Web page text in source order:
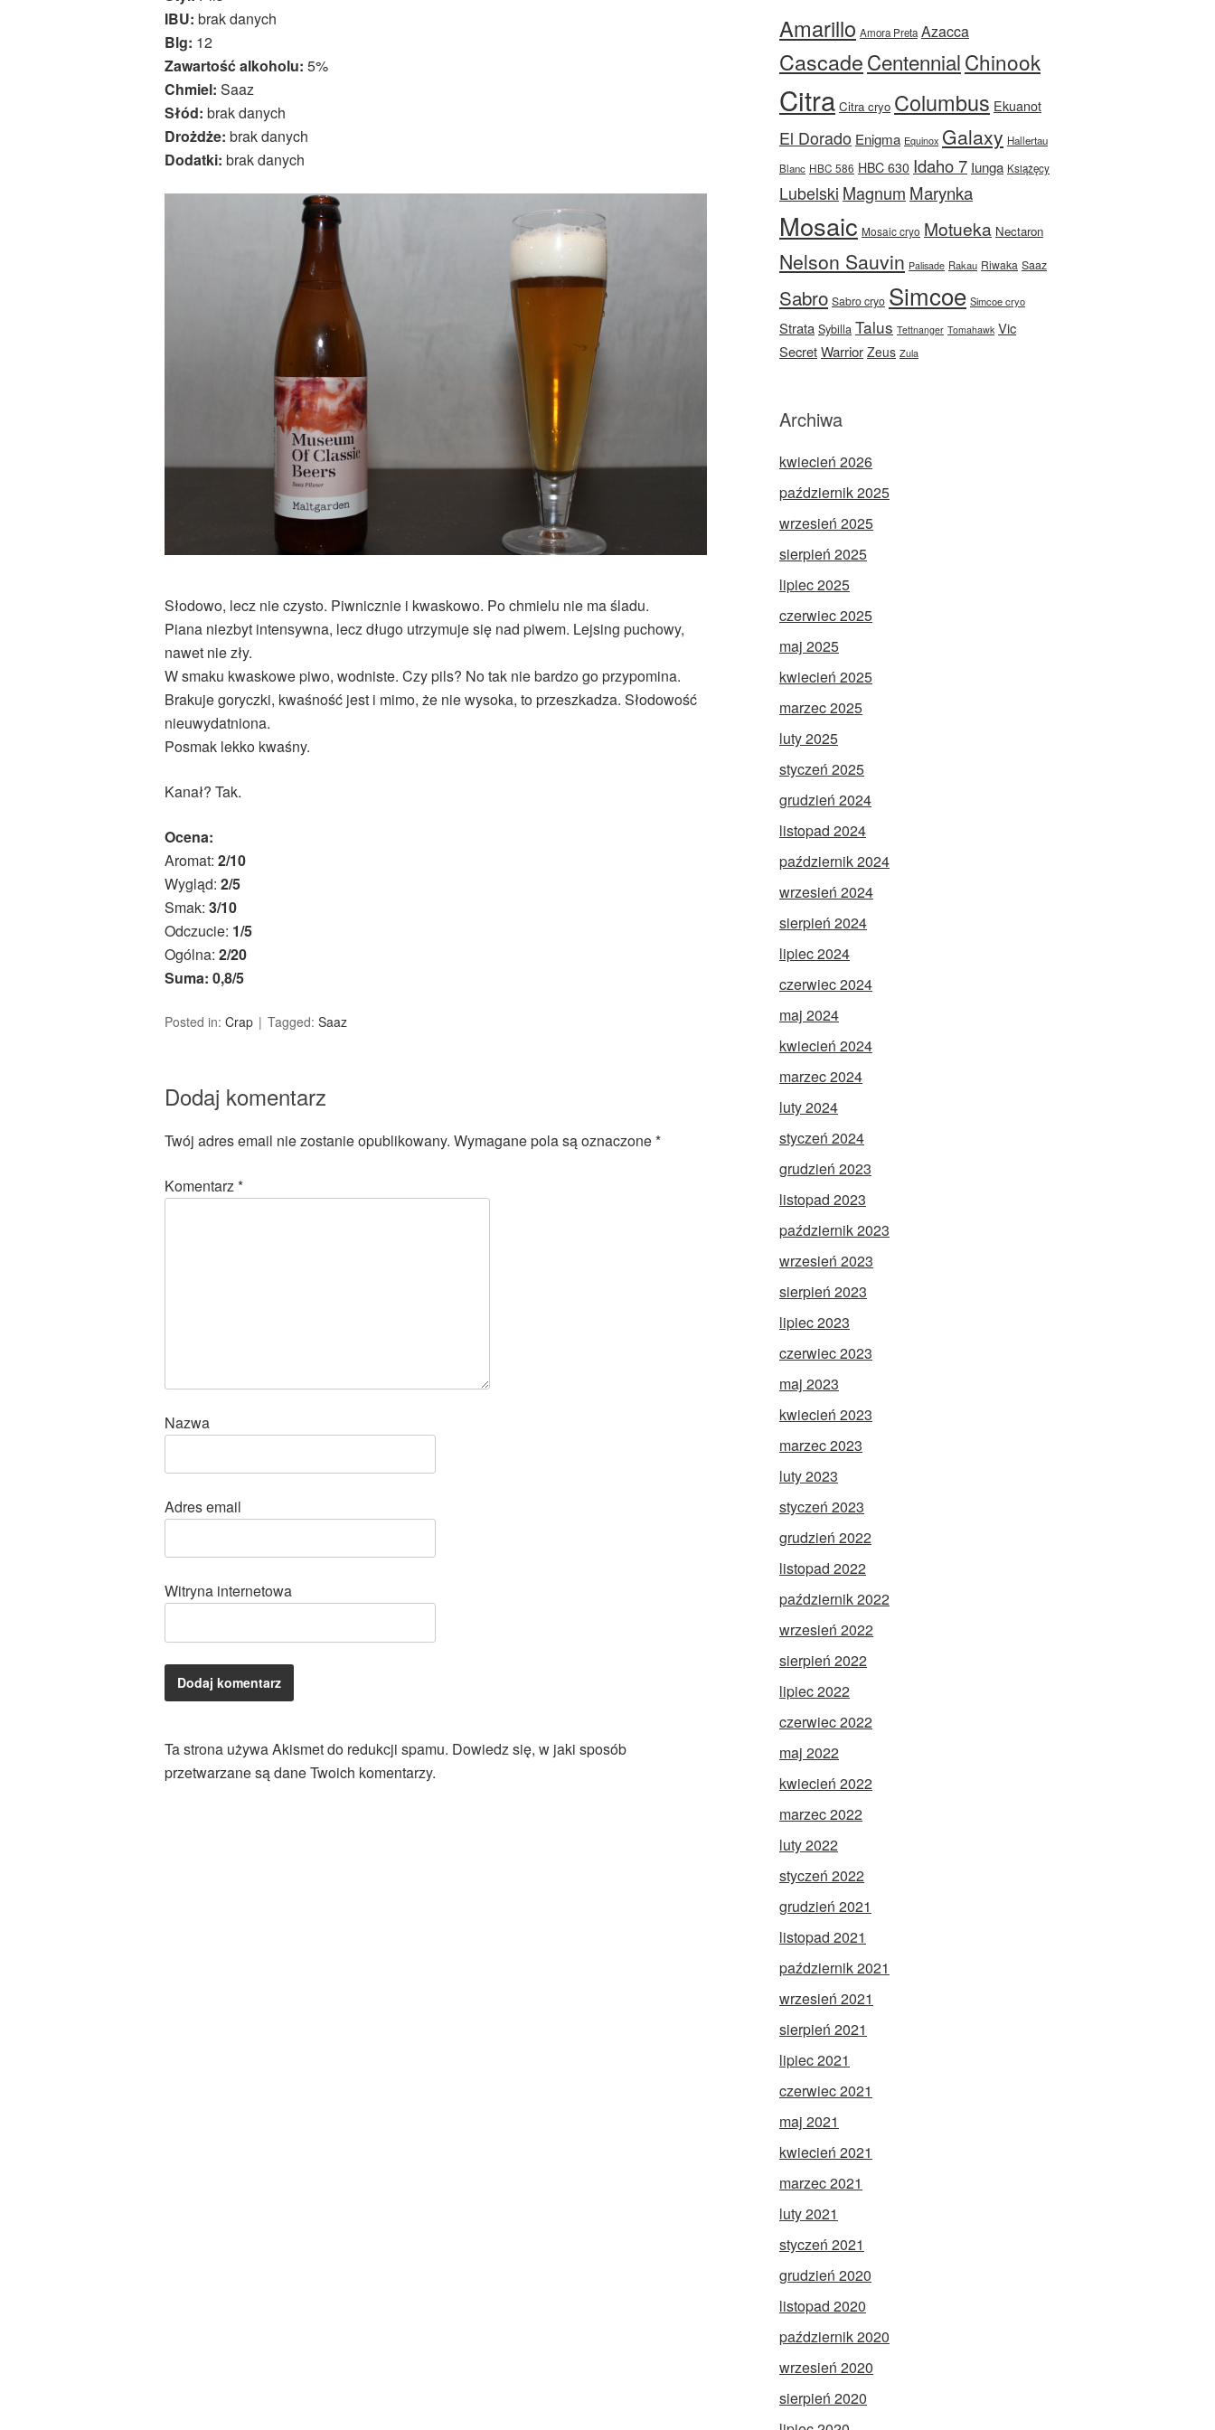
IBU: brak danych
Blg: 12
Zawartość alkoholu: 5%
Chmiel: Saaz
Słód: brak danych
Drożdże: brak danych
Dodatki: brak danych
Słodowo, lecz nie czysto. Piwnicznie i kwaskowo. Po chmielu nie ma śladu.
Piana niezbyt intensywna, lecz długo utrzymuje się nad piwem. Lejsing puchowy,
nawet nie zły.
W smaku kwaskowe piwo, wodniste. Czy pils? No tak nie bardzo go przypomina.
Brakuje goryczki, kwaśność jest i mimo, że nie wysoka, to przeszkadza. Słodowość
nieuwydatniona.
Posmak lekko kwaśny.
Kanał? Tak.
Ocena:
Aromat: 2/10
Wygląd: 2/5
Smak: 3/10
Odczucie: 1/5
Ogólna: 2/20
Suma: 0,8/5
Posted in: Crap Tagged: Saaz
Dodaj komentarz
Twój adres email nie zostanie opublikowany. Wymagane pola są oznaczone*
Komentarz*
Nazwa
Adres email
Witryna internetowa
Ta strona używa Akismet do redukcji spamu. Dowiedz się, w jaki sposób
przetwarzane są dane Twoich komentarzy.
Amarillo Amora Preta Azacca
CascadeCentennialChinook
Citra Citra cryo Columbus Ekuanot
El Dorado Enigma Equinox Galaxy Hallertau
Blanc HBC 586 HBC 630 Idaho 7 Iunga Książęcy
Lubelski Magnum Marynka
Mosaic Mosaic cryo Motueka Nectaron
Nelson Sauvin Palisade Rakau Riwaka Saaz
Sabro Sabro cryo Simcoe Simcoe cryo
Strata Sybilla Talus Tettnanger Tomahawk Vic
SecretWarrior Zeus Zula
Archiwa
kwiecień 2026
październik 2025
wrzesień 2025
sierpień 2025
lipiec 2025
czerwiec 2025
maj 2025
kwiecień 2025
marzec 2025
luty 2025
styczeń 2025
grudzień 2024
listopad 2024
październik 2024
wrzesień 2024
sierpień 2024
lipiec 2024
czerwiec 2024
maj 2024
kwiecień 2024
marzec 2024
luty 2024
styczeń 2024
grudzień 2023
listopad 2023
październik 2023
wrzesień 2023
sierpień 2023
lipiec 2023
czerwiec 2023
maj 2023
kwiecień 2023
marzec 2023
luty 2023
styczeń 2023
grudzień 2022
listopad 2022
październik 2022
wrzesień 2022
sierpień 2022
lipiec 2022
czerwiec 2022
maj 2022
kwiecień 2022
marzec 2022
luty 2022
styczeń 2022
grudzień 2021
listopad 2021
październik 2021
wrzesień 2021
sierpień 2021
lipiec 2021
czerwiec 2021
maj 2021
kwiecień 2021
marzec 2021
luty 2021
styczeń 2021
grudzień 2020
listopad 2020
październik 2020
wrzesień 2020
sierpień 2020